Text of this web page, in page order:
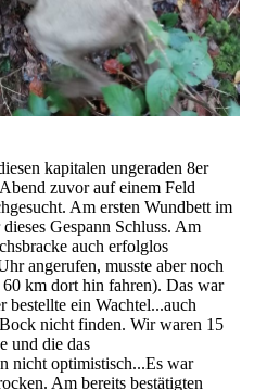
kapitalen ungeraden 8er
zuvor auf einem Feld
Am ersten Wundbett im
Gespann Schluss. Am
auch erfolglos
angerufen, musste aber noch
km dort hin fahren). Das war
bestellte ein Wachtel...auch
nicht finden. Wir waren 15
und die das
nicht optimistisch...Es war
Am bereits bestätigten